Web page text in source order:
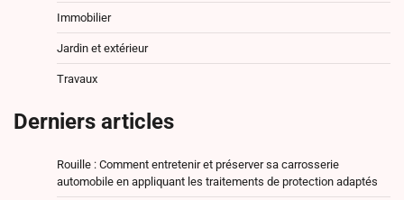
Immobilier
Jardin et extérieur
Travaux
Derniers articles
Rouille : Comment entretenir et préserver sa carrosserie
automobile en appliquant les traitements de protection adaptés